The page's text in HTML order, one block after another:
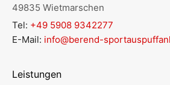
49835 Wietmarschen
Tel: +49 5908 9342277
E-Mail: info@berend-
Leistungen